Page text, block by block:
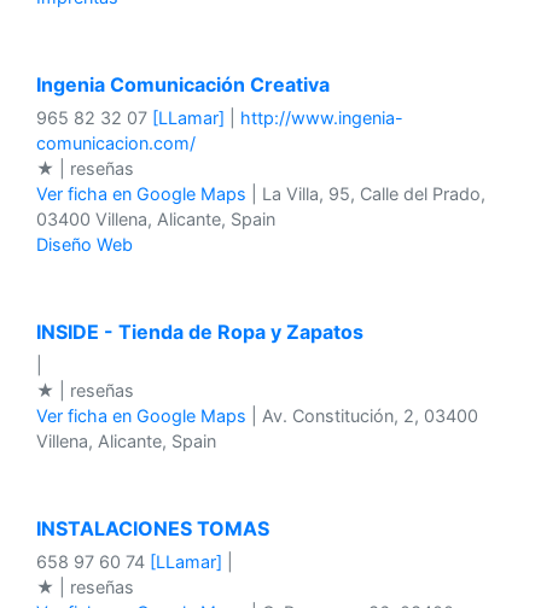
Ingenia Comunicación Creativa
965 82 32 07 [LLamar]
http://www.ingenia-
comunicacion.com/
★ | reseñas
Ver ficha en Google Maps | La Villa, 95, Calle del Prado,
03400 Villena, Alicante, Spain
Diseño Web
INSIDE - Tienda de Ropa y Zapatos
★ | reseñas
Ver ficha en Google Maps | Av. Constitución, 2, 03400
Villena, Alicante, Spain
INSTALACIONES TOMAS
658 97 60 74 [LLamar]
★ | reseñas